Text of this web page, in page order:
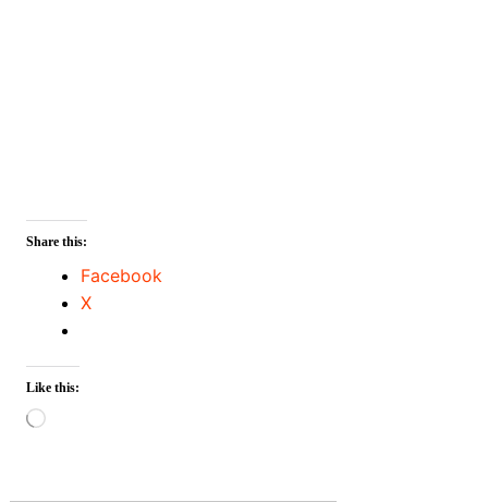
Share this:
Facebook
X
Like this:
Loading…